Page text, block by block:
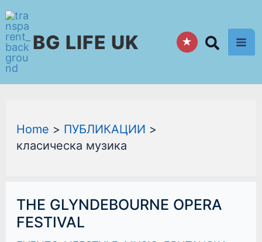
Skip
to
contentBG LIFE UK ★
Home
ПУБЛИКАЦИИ
класическа музика
THE GLYNDEBOURNE OPERA
FESTIVAL
THE
GLYNDEBOURNE
OPERA
FESTIVAL